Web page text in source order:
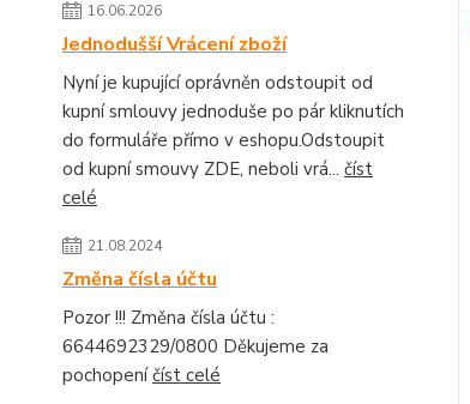
16.06.2026
Jednodušší Vrácení zboží
Nyní je kupující oprávněn odstoupit od
kupní smlouvy jednoduše po pár kliknutích
do formuláře přímo v eshopu.Odstoupit
od kupní smouvy ZDE, neboli vrá... číst
celé
21.08.2024
Změna čísla účtu
Pozor !!! Změna čísla účtu :
6644692329/0800 Děkujeme za
pochopeníčíst celé